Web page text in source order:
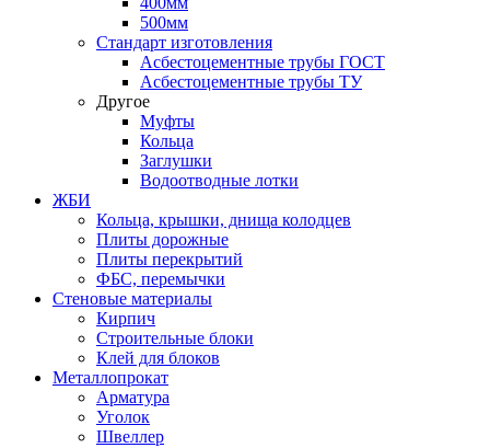
500мм
Стандарт изготовления
Асбестоцементные трубы ГОСТ
Асбестоцементные трубы ТУ
Другое
Муфты
Кольца
Заглушки
Водоотводные лотки
ЖБИ
Кольца, крышки, днища колодцев
Плиты дорожные
Плиты перекрытий
ФБС, перемычки
Стеновые материалы
Кирпич
Строительные блоки
Клей для блоков
Металлопрокат
Арматура
Уголок
Швеллер